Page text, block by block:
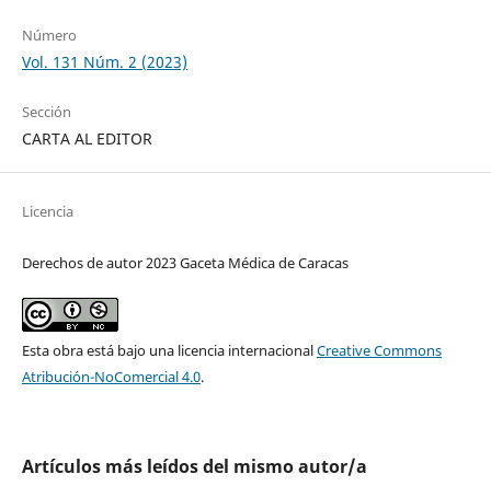
Número
Vol. 131 Núm. 2 (2023)
Sección
CARTA AL EDITOR
Licencia
Derechos de autor 2023 Gaceta Médica de Caracas
Esta obra está bajo una licencia internacionalCreative Commons
Atribución-NoComercial 4.0.
Artículos más leídos del mismo autor/a